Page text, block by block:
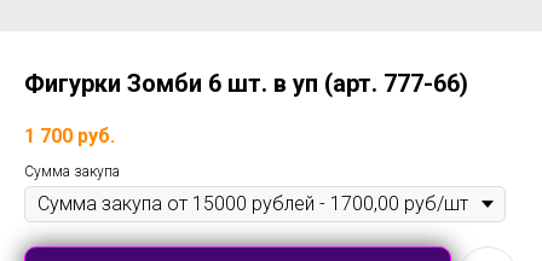
Фигурки Зомби 6 шт. в уп (арт. 777-66)
1 700 руб.
Сумма закупа